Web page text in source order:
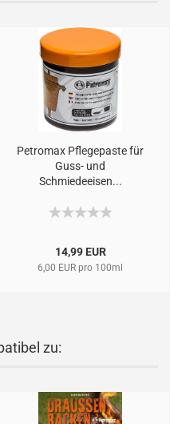
Petromax Pflegepaste für
Guss- und
Schmiedeeisen...
14,99 EUR
6,00 EUR pro 100ml
zu: